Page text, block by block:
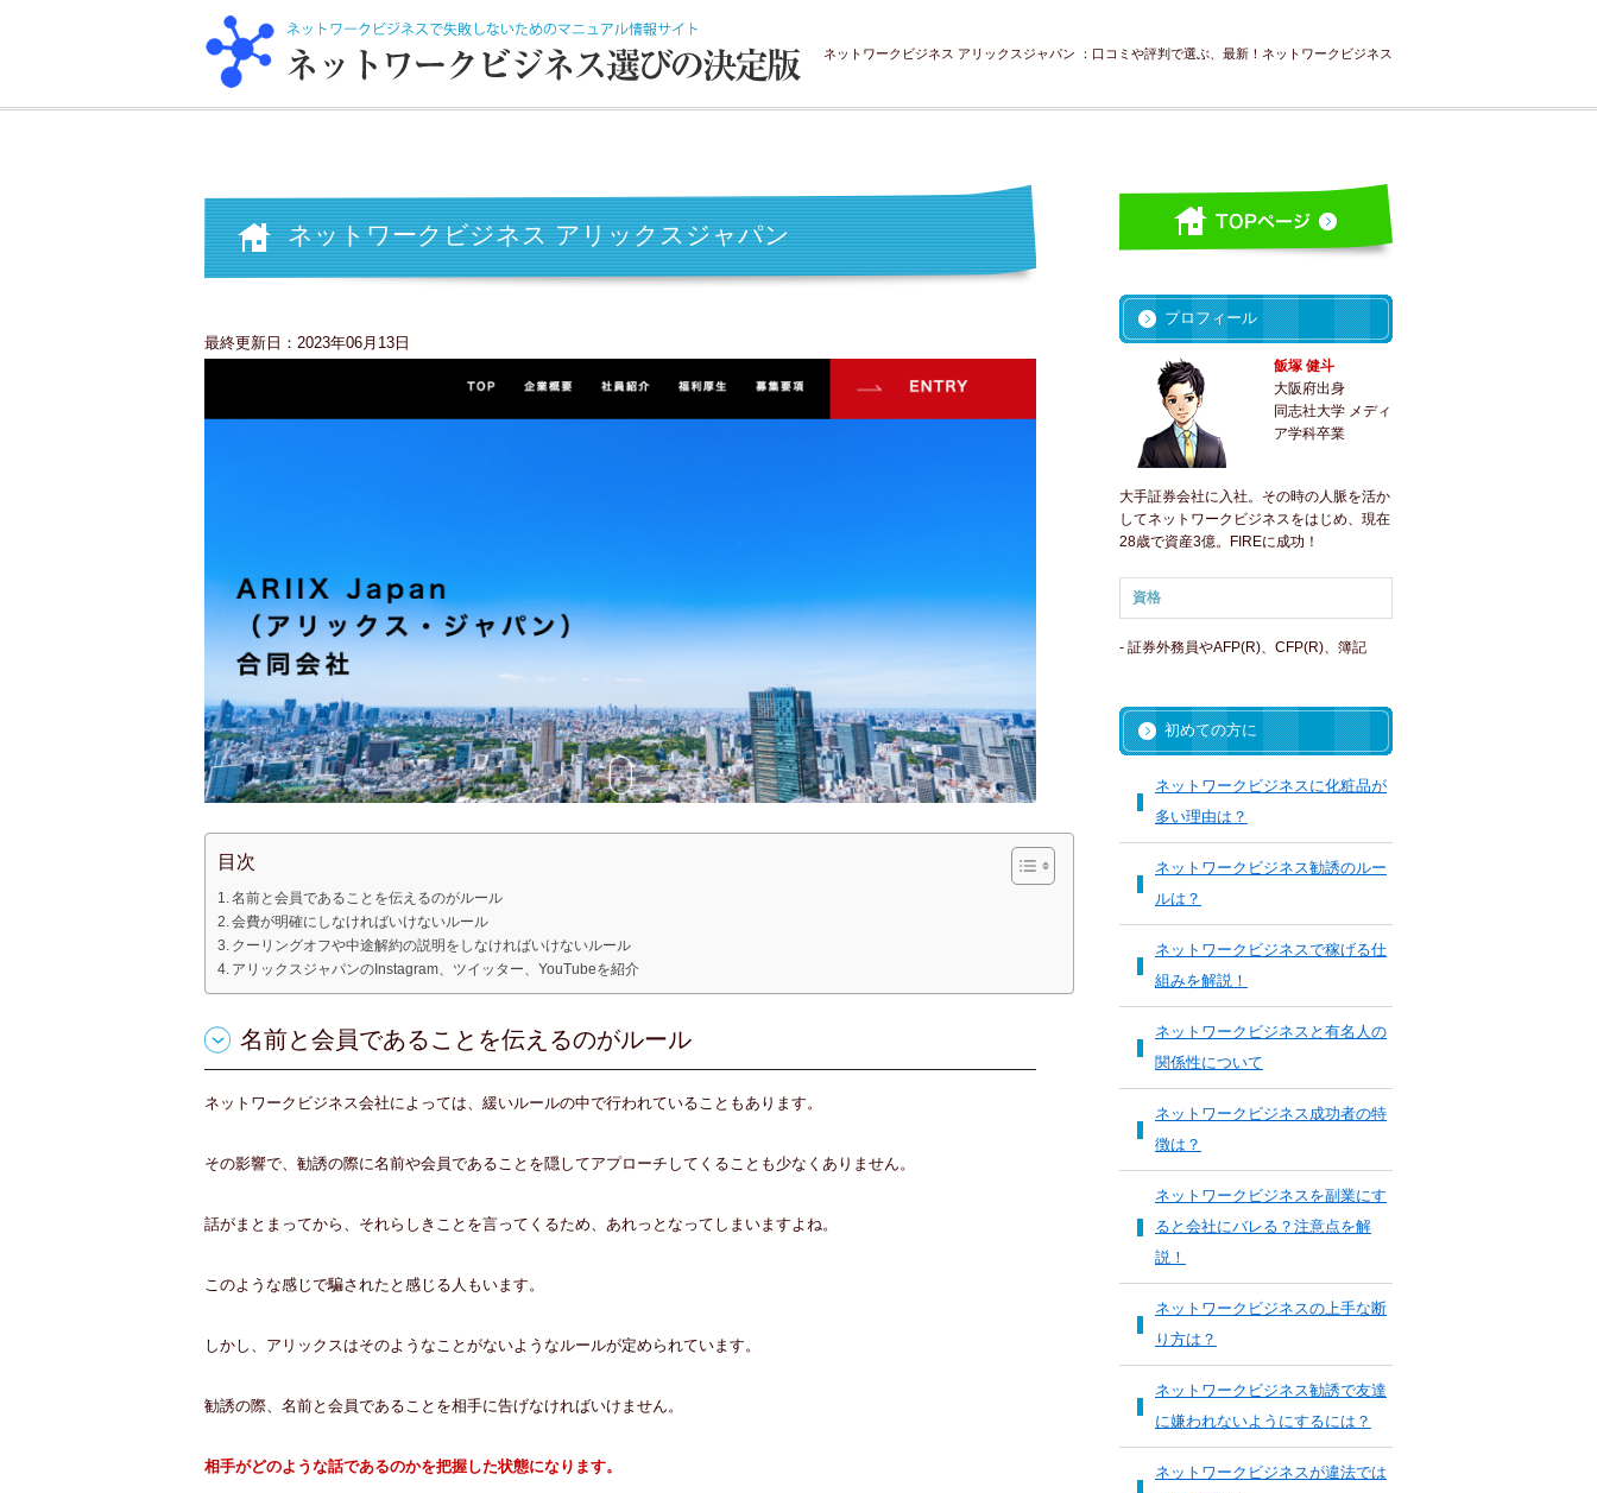
ネットワークビジネス アリックスジャパン ：口コミや評判で選ぶ、最新！ネットワークビジネス
ネットワークビジネス アリックスジャパン
最終更新日： 2023年06月13日
目次
名前と会員であることを伝えるのがルール
会費が明確にしなければいけないルール
クーリングオフや中途解約の説明をしなければいけないルール
アリックスジャパンのInstagram、ツイッター、YouTubeを紹介
名前と会員であることを伝えるのがルール
ネットワークビジネス会社によっては、緩いルールの中で行われていることもあります。
その影響で、勧誘の際に名前や会員であることを隠してアプローチしてくることも少なくありません。
話がまとまってから、それらしきことを言ってくるため、あれっとなってしまいますよね。
このような感じで騙されたと感じる人もいます。
しかし、アリックスはそのようなことがないようなルールが定められています。
勧誘の際、名前と会員であることを相手に告げなければいけません。
相手がどのような話であるのかを把握した状態になります。
プロフィール
飯塚 健斗
大阪府出身
同志社大学 メディ
ア学科卒業
大手証券会社に入社。その時の人脈を活か
してネットワークビジネスをはじめ、現在
28歳で資産3億。FIREに成功！
資格
- 証券外務員やAFP(R)、CFP(R)、簿記
初めての方に
ネットワークビジネスに化粧品が
多い理由は？
ネットワークビジネス勧誘のルー
ルは？
ネットワークビジネスで稼げる仕
組みを解説！
ネットワークビジネスと有名人の
関係性について
ネットワークビジネス成功者の特
徴は？
ネットワークビジネスを副業にす
ると会社にバレる？注意点を解
説！
ネットワークビジネスの上手な断
り方は？
ネットワークビジネス勧誘で友達
に嫌われないようにするには？
ネットワークビジネスが違法では